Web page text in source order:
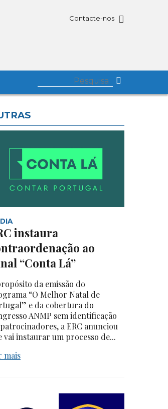
Contacte-nos
instaura
ao
“Conta Lá”
da emissão do
“O Melhor Natal de
e da cobertura do
ANMP sem identificação
a ERC anunciou
vai instaurar um processo de...
mais